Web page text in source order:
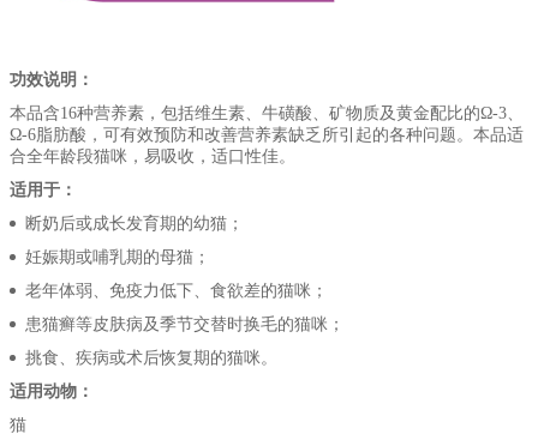
功效说明：
本品含16种营养素，包括维生素、牛磺酸、矿物质及黄金配比的Ω-3、
Ω-6脂肪酸，可有效预防和改善营养素缺乏所引起的各种问题。本品适
合全年龄段猫咪，易吸收，适口性佳。
适用于：
断奶后或成长发育期的幼猫；
妊娠期或哺乳期的母猫；
老年体弱、免疫力低下、食欲差的猫咪；
患猫癣等皮肤病及季节交替时换毛的猫咪；
挑食、疾病或术后恢复期的猫咪。
适用动物：
猫